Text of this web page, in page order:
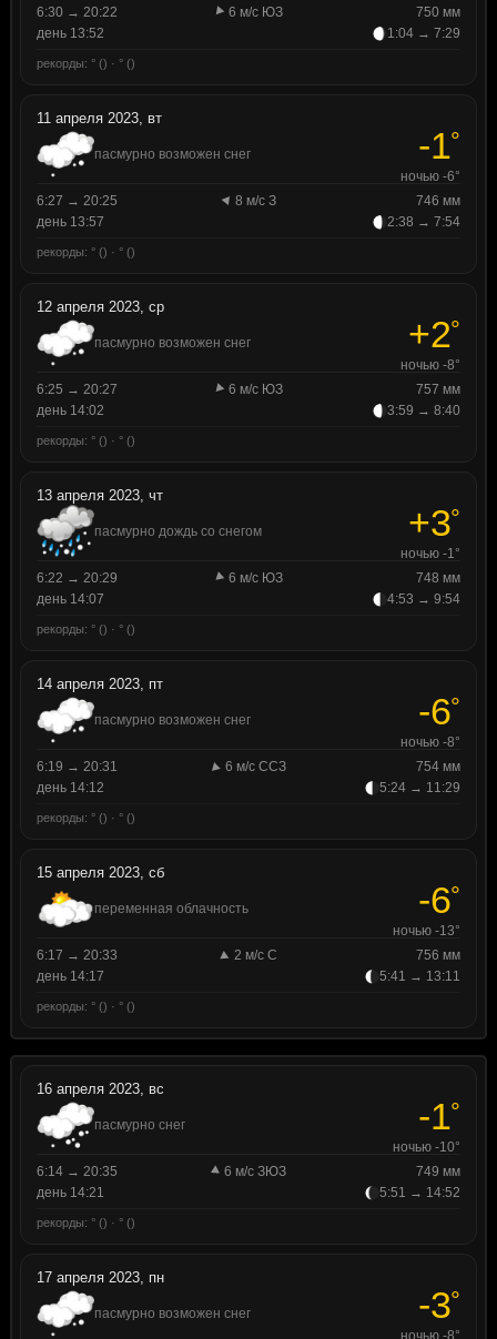
6:30 → 20:22
6 м/с ЮЗ
750 мм
день 13:52
1:04 → 7:29
рекорды: ° () · ° ()
11 апреля 2023, вт
пасмурно возможен снег -1°
ночью -6°
6:27 → 20:25
8 м/с З
746 мм
день 13:57
2:38 → 7:54
рекорды: ° () · ° ()
12 апреля 2023, ср
пасмурно возможен снег +2°
ночью -8°
6:25 → 20:27
6 м/с ЮЗ
757 мм
день 14:02
3:59 → 8:40
рекорды: ° () · ° ()
13 апреля 2023, чт
пасмурно дождь со снегом +3°
ночью -1°
6:22 → 20:29
6 м/с ЮЗ
748 мм
день 14:07
4:53 → 9:54
рекорды: ° () · ° ()
14 апреля 2023, пт
пасмурно возможен снег -6°
ночью -8°
6:19 → 20:31
6 м/с ССЗ
754 мм
день 14:12
5:24 → 11:29
рекорды: ° () · ° ()
15 апреля 2023, сб
переменная облачность -6°
ночью -13°
6:17 → 20:33
2 м/с С
756 мм
день 14:17
5:41 → 13:11
рекорды: ° () · ° ()
16 апреля 2023, вс
пасмурно снег -1°
ночью -10°
6:14 → 20:35
6 м/с ЗЮЗ
749 мм
день 14:21
5:51 → 14:52
рекорды: ° () · ° ()
17 апреля 2023, пн
пасмурно возможен снег -3°